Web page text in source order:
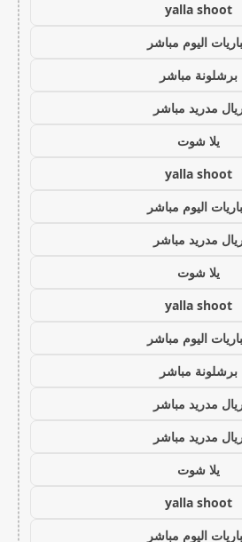
yalla shoot
اليوم مباشر
برشلونة مباشر
مدريد مباشر
يلا شوت
yalla shoot
اليوم مباشر
مدريد مباشر
يلا شوت
yalla shoot
اليوم مباشر
برشلونة مباشر
مدريد مباشر
مدريد مباشر
يلا شوت
yalla shoot
اليوم مباشر